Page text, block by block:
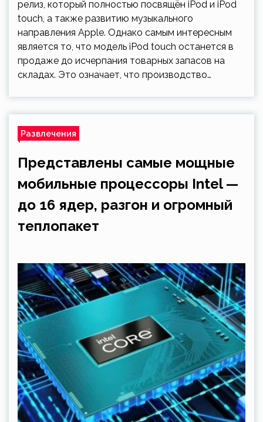
релиз, который полностью посвящён iPod и iPod
touch, а также развитию музыкального
направления Apple. Однако самым интересным
является то, что модель iPod touch останется в
продаже до исчерпания товарных запасов на
складах. Это означает, что производство…
Развлечения
Представлены самые мощные
мобильные процессоры Intel —
до 16 ядер, разгон и огромный
теплопакет